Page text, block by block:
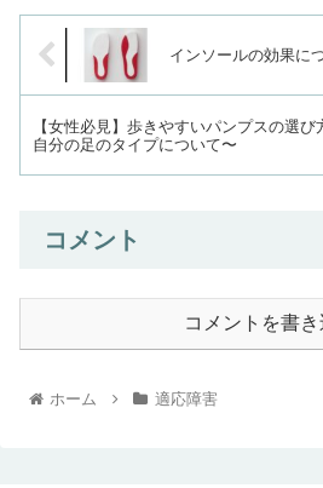
インソールの効果に
【女性必見】歩きやすいパンプスの選
自分の足のタイプについて〜
コメント
コメントを書き
ホーム 適応障害